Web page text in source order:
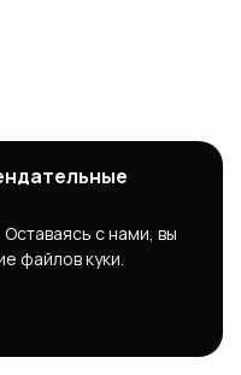
с нами, вы
файлов куки.